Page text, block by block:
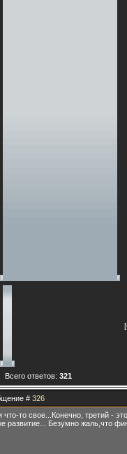
Всего ответов: 321
# 326
то свое...Конечно, третий -
развитие... Безумно жаль,что